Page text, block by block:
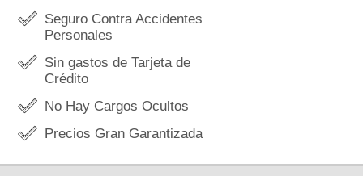
Seguro Contra Accidentes
Personales
Sin gastos de Tarjeta de
Crédito
No Hay Cargos Ocultos
Precios Gran Garantizada